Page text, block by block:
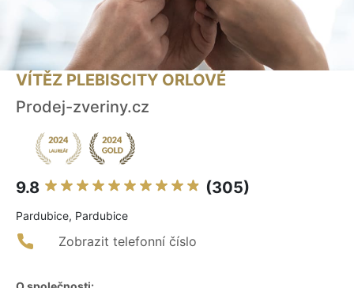
VÍTĚZ PLEBISCITY ORLOVÉ
Prodej-zveriny.cz
9.8 (305)
Pardubice, Pardubice
Zobrazit telefonní číslo